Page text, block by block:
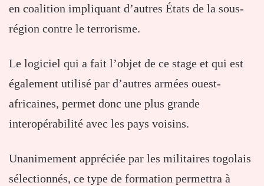
en coalition impliquant d’autres États de la sous-
région contre le terrorisme.
Le logiciel qui a fait l’objet de ce stage et qui est
également utilisé par d’autres armées ouest-
africaines, permet donc une plus grande
interopérabilité avec les pays voisins.
Unanimement appréciée par les militaires togolais
sélectionnés, ce type de formation permettra à